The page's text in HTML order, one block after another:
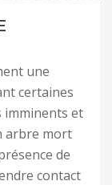
une
certaines
imminents et
arbre mort
de
contact